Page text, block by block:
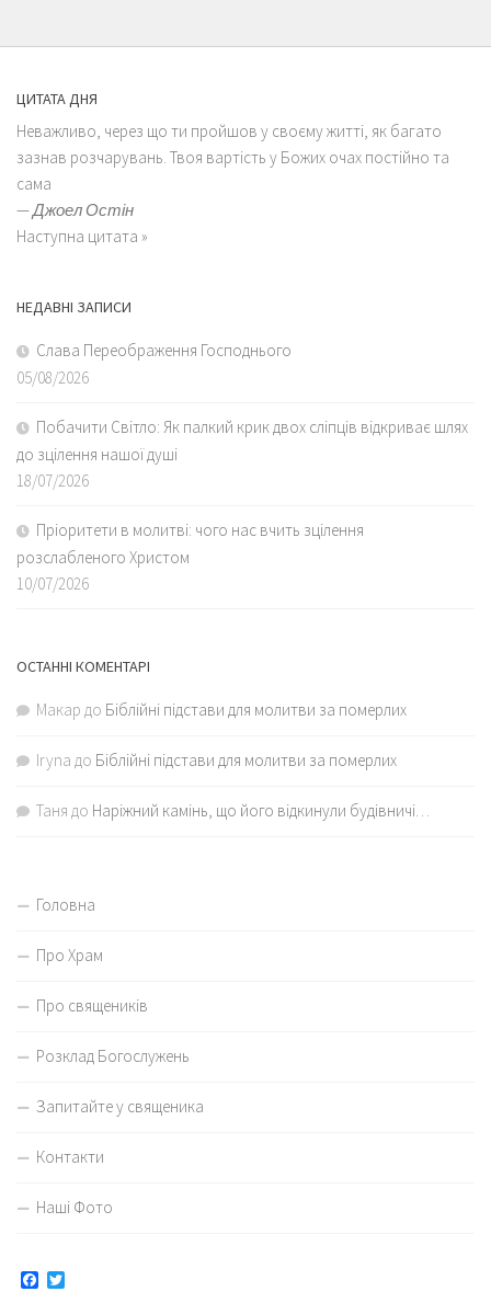
ЦИТАТА ДНЯ
Неважливо, через що ти пройшов у своєму житті, як багато
зазнав розчарувань. Твоя вартість у Божих очах постійно та
сама
—Джоел Остін
Наступна цитата »
НЕДАВНІ ЗАПИСИ
Слава Переображення Господнього
05/08/2026
Побачити Світло: Як палкий крик двох сліпців відкриває шлях
до зцілення нашої душі
18/07/2026
Пріоритети в молитві: чого нас вчить зцілення
розслабленого Христом
10/07/2026
ОСТАННІ КОМЕНТАРІ
Макар до Біблійні підстави для молитви за померлих
Iryna до Біблійні підстави для молитви за померлих
Таня до Наріжний камінь, що його відкинули будівничі…
Головна
Про Храм
Про священиків
Розклад Богослужень
Запитайте у священика
Контакти
Наші Фото
Facebook